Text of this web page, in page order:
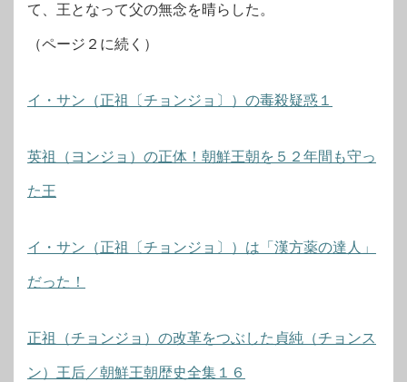
て、王となって父の無念を晴らした。
（ページ２に続く）
イ・サン（正祖〔チョンジョ〕）の毒殺疑惑１
英祖（ヨンジョ）の正体！朝鮮王朝を５２年間も守っ
た王
イ・サン（正祖〔チョンジョ〕）は「漢方薬の達人」
だった！
正祖（チョンジョ）の改革をつぶした貞純（チョンス
ン）王后／朝鮮王朝歴史全集１６